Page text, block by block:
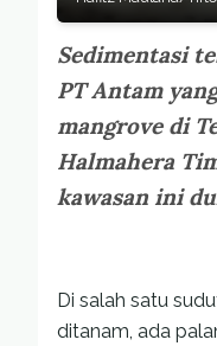
Sedimentasi
PT Antam
mangrove di
Halmahera
kawasan ini
Di salah satu
ditanam, ada